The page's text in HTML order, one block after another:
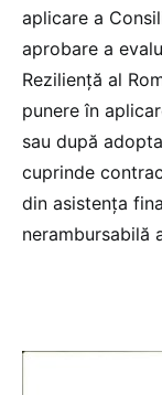
aplicare a
aprobare a
Reziliență al
punere în
sau după
cuprinde
din asistența
nerambursabilă